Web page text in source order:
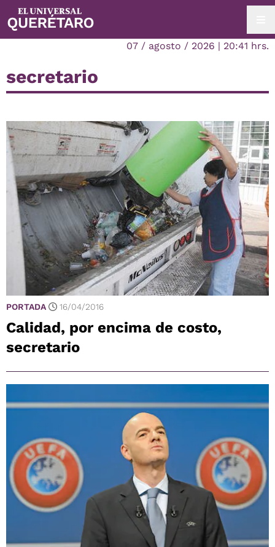
07 / agosto / 2026 | 20:41 hrs.
secretario
PORTADA 16/04/2016
Calidad, por encima de costo,
secretario